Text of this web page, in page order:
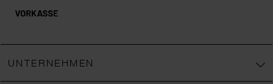
UNTERNEHMEN